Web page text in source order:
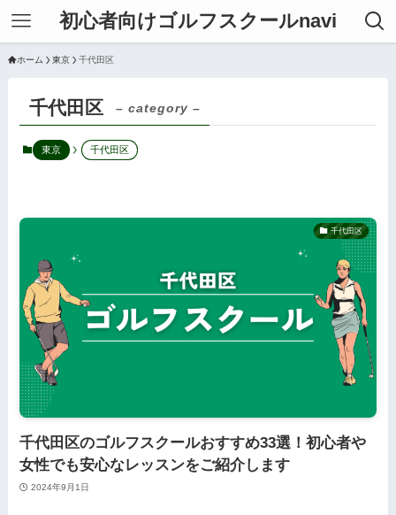
初心者向けゴルフスクールnavi
ホーム 東京 千代田区
千代田区 – category –
東京 千代田区
千代田区
千代田区のゴルフスクールおすすめ33選！初心者や
女性でも安心なレッスンをご紹介します
2024年9月1日